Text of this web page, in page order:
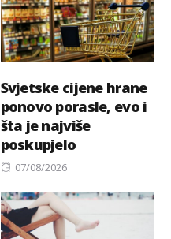
Svjetske cijene hrane
ponovo porasle, evo i
šta je najviše
poskupjelo
Posted
07/08/2026